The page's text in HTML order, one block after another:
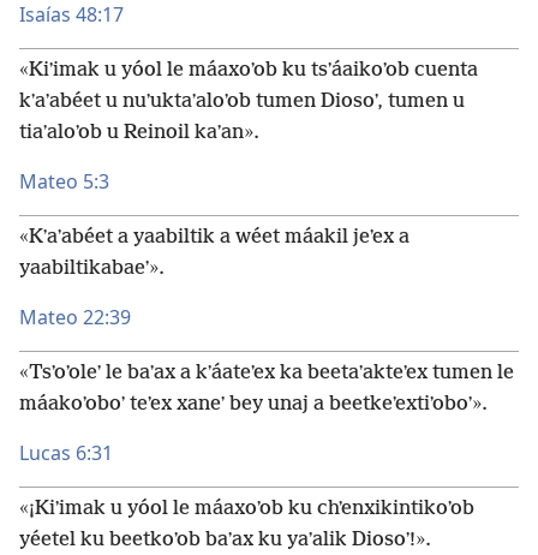
Isaías 48:17
«Kiʼimak u yóol le máaxoʼob ku tsʼáaikoʼob cuenta
kʼaʼabéet u nuʼuktaʼaloʼob tumen Diosoʼ, tumen u
tiaʼaloʼob u Reinoil kaʼan».
Mateo 5:3
«Kʼaʼabéet a yaabiltik a wéet máakil jeʼex a
yaabiltikabaeʼ».
Mateo 22:39
«Tsʼoʼoleʼ le baʼax a kʼáateʼex ka beetaʼakteʼex tumen le
máakoʼoboʼ teʼex xaneʼ bey unaj a beetkeʼextiʼoboʼ».
Lucas 6:31
«¡Kiʼimak u yóol le máaxoʼob ku chʼenxikintikoʼob
yéetel ku beetkoʼob baʼax ku yaʼalik Diosoʼ!».